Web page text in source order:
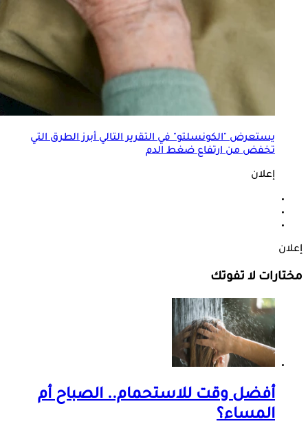
يستعرض "الكونسلتو" في التقرير التالي أبرز الطرق التي
تخفض من ارتفاع ضغط الدم
إعلان
إعلان
مختارات لا تفوتك
أفضل وقت للاستحمام.. الصباح أم
المساء؟